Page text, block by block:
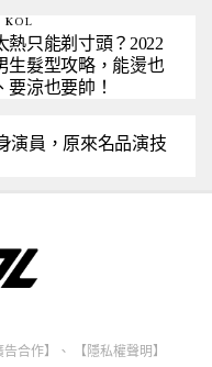
KOL
熱只能剃寸頭？2022
生髮型攻略，能燙也
要涼也要帥！
演員，原來名品演技
告合作】 、 【隱私權聲明】